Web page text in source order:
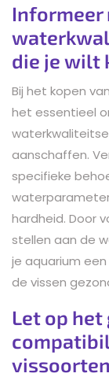
Informeer
die je wilt
Bij het kopen
het essentieel
aanschaffen.
specifieke
hardheid. Door
stellen aan de
je aquarium
de vissen
Let op het